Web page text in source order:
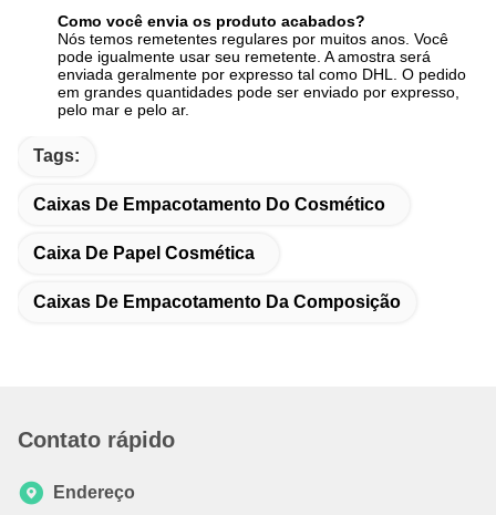
Como você envia os produto acabados?
Nós temos remetentes regulares por muitos anos. Você
pode igualmente usar seu remetente. A amostra será
enviada geralmente por expresso tal como DHL. O pedido
em grandes quantidades pode ser enviado por expresso,
pelo mar e pelo ar.
Tags:
Caixas De Empacotamento Do Cosmético
Caixa De Papel Cosmética
Caixas De Empacotamento Da Composição
Contato rápido
Endereço